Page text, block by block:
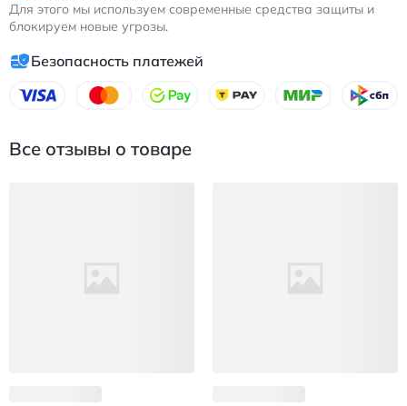
Для этого мы используем современные средства защиты и
блокируем новые угрозы.
Безопасность платежей
Все отзывы о товаре